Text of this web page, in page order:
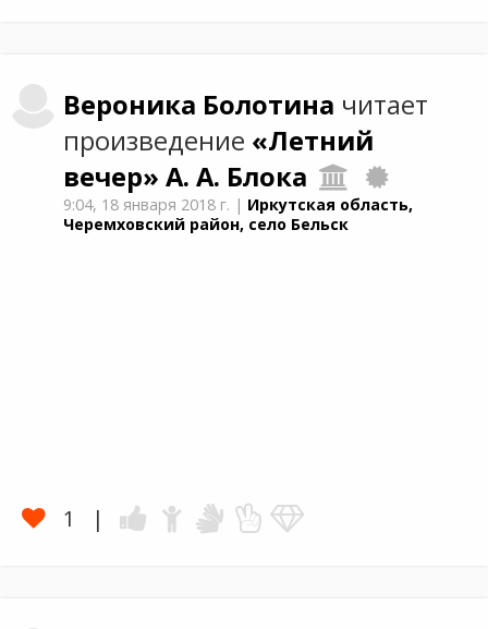
Вероника Болотина читает
произведение «Летний
вечер»А. А. Блока
9:04, 18 января 2018 г. | Иркутская область,
Черемховский район, село Бельск
1